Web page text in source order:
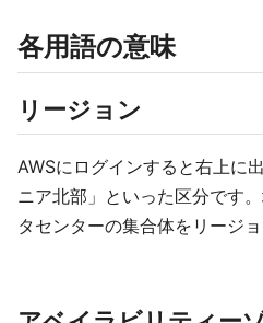
各用語の意味
リージョン
AWSにログインすると右上に
ニア北部」といった区分です
タセンターの集合体をリージョ